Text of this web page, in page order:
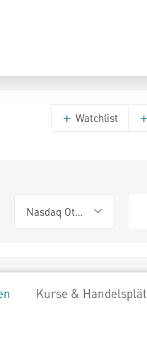
Watchlist
Nasdaq Other OTC
Kurse &